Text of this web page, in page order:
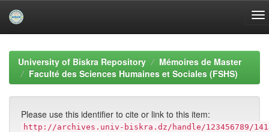
navigationUniversity of Biskra Repository
Mémoires de Master
Faculté des Sciences Humaines et Sociales (FSHS)
Please use this identifier to cite or link to this item:
http://archives.univ-biskra.dz/handle/123456789/